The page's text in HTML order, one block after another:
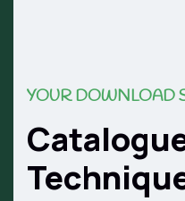
YOUR DOWNLOAD